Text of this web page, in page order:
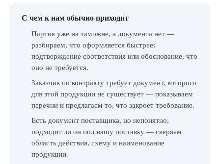
С чем к нам обычно приходят
Партия уже на таможне, а документа нет —
разбираем, что оформляется быстрее:
подтверждение соответствия или обоснование, что
оно не требуется.
Заказчик по контракту требует документ, которого
для этой продукции не существует — показываем
перечни и предлагаем то, что закроет требование.
Есть документ поставщика, но непонятно,
подходит ли он под вашу поставку — сверяем
область действия, схему и наименование
продукции.